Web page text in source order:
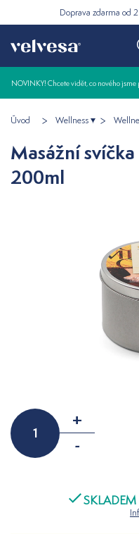
Doprava zdarma od
NOVINKY! Chcete vidět, co nového
Úvod Wellness
Masážní
200ml
+
-
SKLADEM